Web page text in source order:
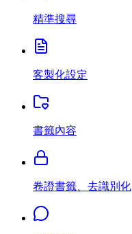
精準搜尋
客製化設定
書籤內容
卷證書籤、去識別化